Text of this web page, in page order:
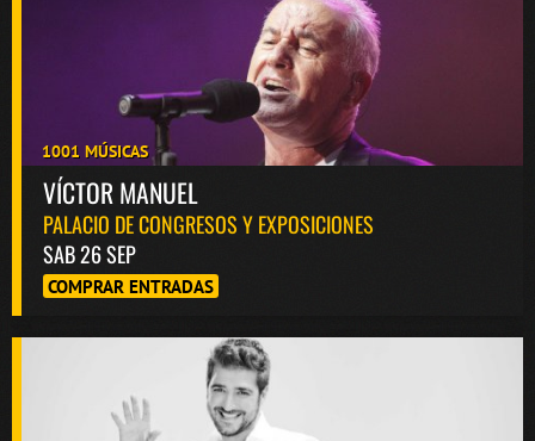
1001 MÚSICAS
VÍCTOR MANUEL
PALACIO DE CONGRESOS Y EXPOSICIONES
SAB 26 SEP
COMPRAR ENTRADAS